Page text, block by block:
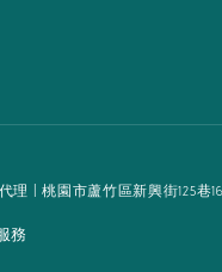
| 桃園市蘆竹區新興街125巷
務